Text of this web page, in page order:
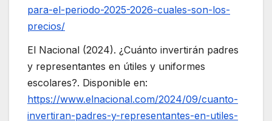
para-el-periodo-2025-2026-cuales-son-los-
precios/
El Nacional (2024). ¿Cuánto invertirán padres
y representantes en útiles y uniformes
escolares?. Disponible en:
https://www.elnacional.com/2024/09/cuanto-
invertiran-padres-y-representantes-en-utiles-